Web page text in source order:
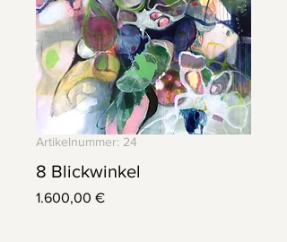
Artikelnummer: 24
8 Blickwinkel
1.600,00 €Preis